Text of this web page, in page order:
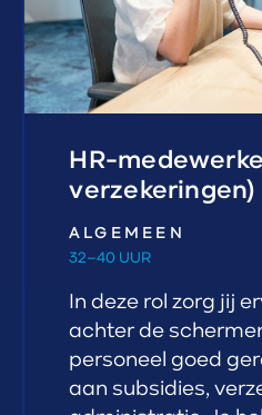
HR-
verzekeringen)
ALGEMEEN
32–40 UUR
In deze rol zorg jij
achter de
personeel goed
aan subsidies,